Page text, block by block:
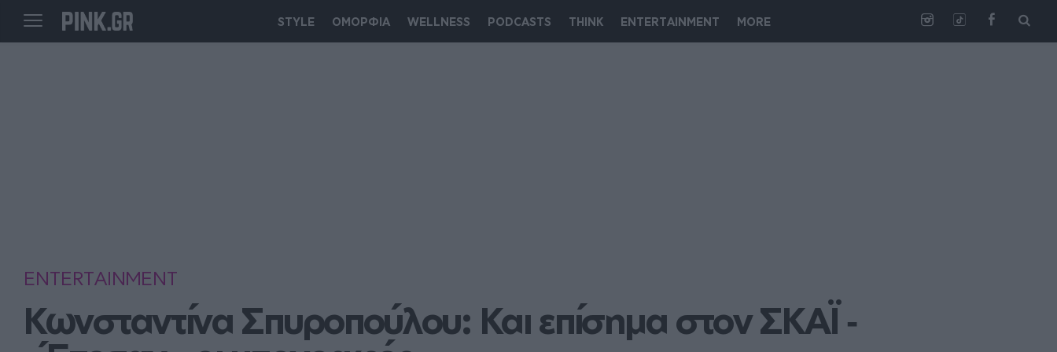
STYLE ΟΜΟΡΦΙΑ WELLNESS PODCASTS THINK ENTERTAINMENT MORE
ENTERTAINMENT
Κωνσταντίνα Σπυροπούλου: Και επίσημα στον ΣΚΑΪ ‑